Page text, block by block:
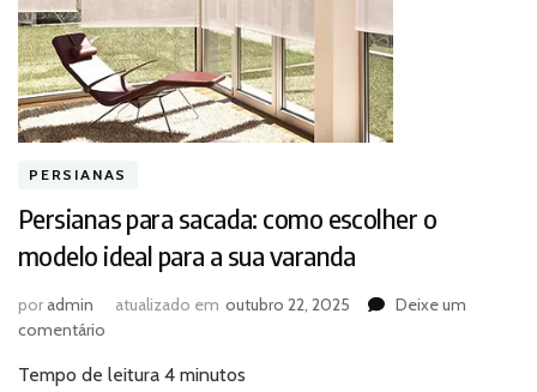
PERSIANAS
Persianas para sacada: como escolher o
modelo ideal para a sua varanda
poradmin atualizado em outubro 22, 2025
Deixe um
comentário
para
Tempo de leitura 4 minutos